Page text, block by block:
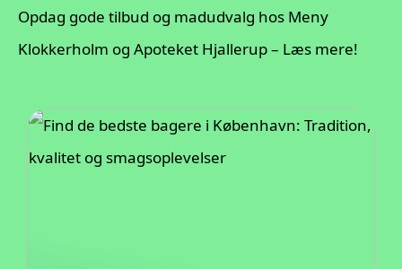
Opdag gode tilbud og madudvalg hos Meny
Klokkerholm og Apoteket Hjallerup – Læs mere!